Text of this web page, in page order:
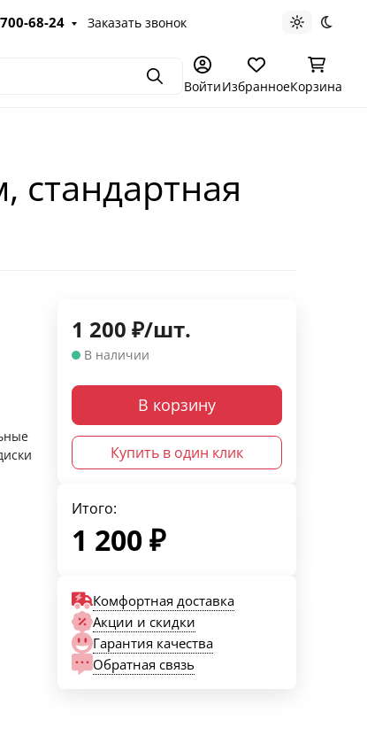
68-24 Заказать звонок Светлая
ПоискВойтиИзбранноеКорзина
1 200 ₽/шт.
В наличии
В корзину
Купить в один клик
Итого:
1 200₽
Комфортная доставка
Акции и скидки
Гарантия качества
Обратная связь